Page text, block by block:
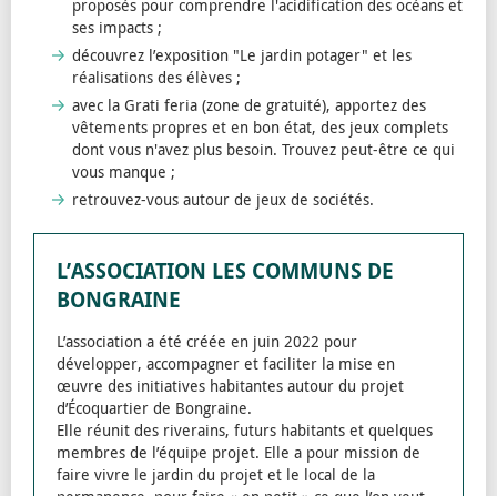
proposés pour comprendre l'acidification des océans et
ses impacts ;
découvrez l’exposition "Le jardin potager" et les
réalisations des élèves ;
avec la Grati feria (zone de gratuité), apportez des
vêtements propres et en bon état, des jeux complets
dont vous n'avez plus besoin. Trouvez peut-être ce qui
vous manque ;
retrouvez-vous autour de jeux de sociétés.
L’ASSOCIATION LES COMMUNS DE
BONGRAINE
L’association a été créée en juin 2022 pour
développer, accompagner et faciliter la mise en
œuvre des initiatives habitantes autour du projet
d’Écoquartier de Bongraine.
Elle réunit des riverains, futurs habitants et quelques
membres de l’équipe projet. Elle a pour mission de
faire vivre le jardin du projet et le local de la